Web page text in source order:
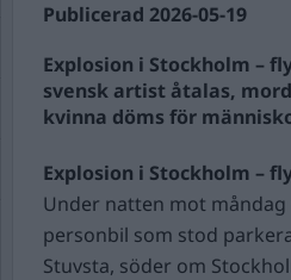
Publicerad 2026-05-19
Explosion i Stockholm –
svensk artist åtalas,
kvinna döms för
Explosion i Stockholm –
Under natten mot måndag
personbil som stod
Stuvsta, söder om